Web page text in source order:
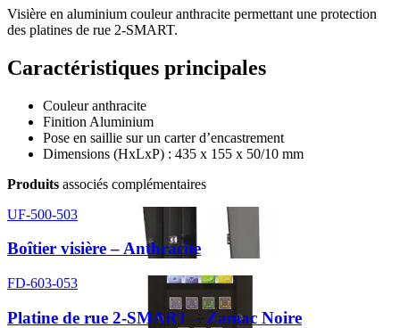
Visière en aluminium couleur anthracite permettant une protection
des platines de rue 2-SMART.
Caractéristiques principales
Couleur anthracite
Finition Aluminium
Pose en saillie sur un carter d’encastrement
Dimensions (HxLxP) : 435 x 155 x 50/10 mm
Produits associés complémentaires
UF-500-503
Boîtier visière – Anthracite
FD-603-053
Platine de rue 2-SMART – Zamac Noire